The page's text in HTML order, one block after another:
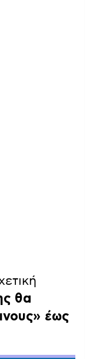
θα
έως